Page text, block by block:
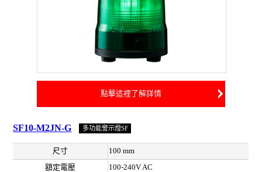
點擊這裡了解詳情
SF10-M2JN-G 多功能警示燈SF
尺寸
100 mm
額定電壓
100-240V AC